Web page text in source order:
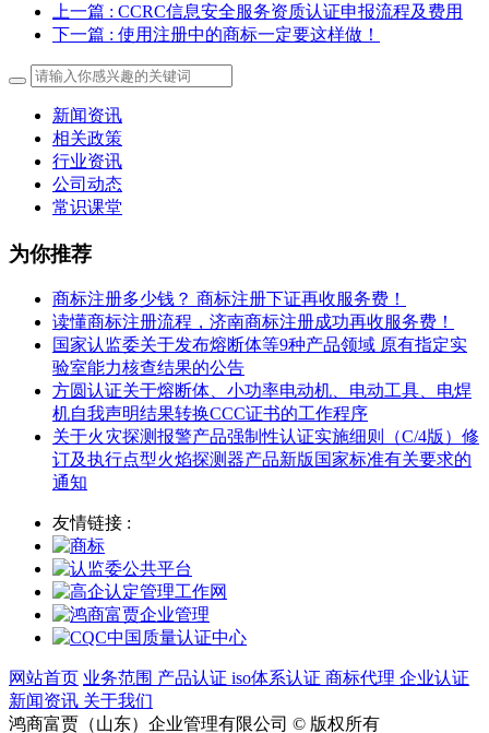
上一篇 : CCRC信息安全服务资质认证申报流程及费用
下一篇 : 使用注册中的商标一定要这样做！
新闻资讯
相关政策
行业资讯
公司动态
常识课堂
为你推荐
商标注册多少钱？ 商标注册下证再收服务费！
读懂商标注册流程，济南商标注册成功再收服务费！
国家认监委关于发布熔断体等9种产品领域 原有指定实
验室能力核查结果的公告
方圆认证关于熔断体、小功率电动机、电动工具、电焊
机自我声明结果转换CCC证书的工作程序
关于火灾探测报警产品强制性认证实施细则（C/4版）修
订及执行点型火焰探测器产品新版国家标准有关要求的
通知
友情链接 :
网站首页 业务范围 产品认证 iso体系认证 商标代理 企业认证
新闻资讯 关于我们
鸿商富贾（山东）企业管理有限公司 © 版权所有